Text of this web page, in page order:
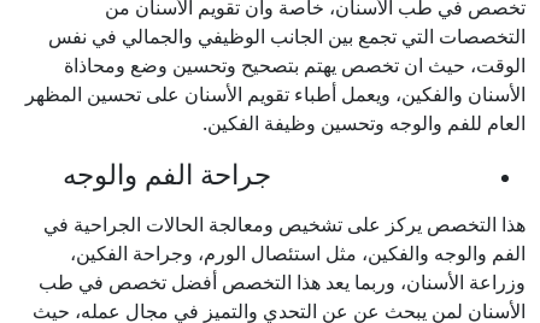
تخصص في طب الأسنان، خاصة وأن تقويم الأسنان من
التخصصات التي تجمع بين الجانب الوظيفي والجمالي في نفس
الوقت، حيث ان تخصص يهتم بتصحيح وتحسين وضع ومحاذاة
الأسنان والفكين، ويعمل أطباء تقويم الأسنان على تحسين المظهر
العام للفم والوجه وتحسين وظيفة الفكين.
جراحة الفم والوجه
هذا التخصص يركز على تشخيص ومعالجة الحالات الجراحية في
الفم والوجه والفكين، مثل استئصال الورم، وجراحة الفكين،
وزراعة الأسنان، وربما يعد هذا التخصص أفضل تخصص في طب
الأسنان لمن يبحث عن عن التحدي والتميز في مجال عمله، حيث